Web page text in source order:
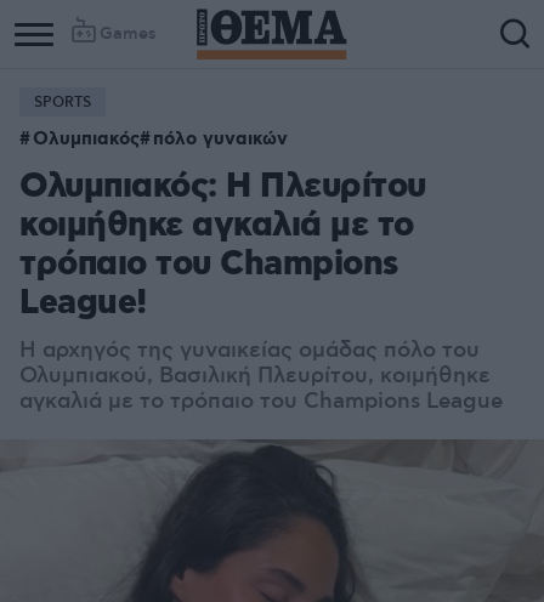
Games
SPORTS
Ολυμπιακός πόλο γυναικών
Ολυμπιακός: Η Πλευρίτου
κοιμήθηκε αγκαλιά με το
τρόπαιο του Champions
League!
Η αρχηγός της γυναικείας ομάδας πόλο του
Ολυμπιακού, Βασιλική Πλευρίτου, κοιμήθηκε
αγκαλιά με το τρόπαιο του Champions League